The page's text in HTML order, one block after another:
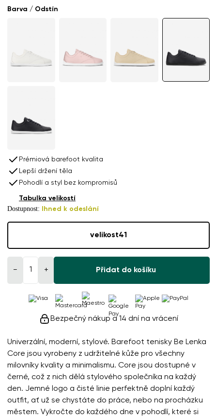
Univerzální, moderní, stylové. Barefoot tenisky Be Lenka
Core jsou vyrobeny z udržitelné kůže pro všechny
milovníky kvality a minimalismu. Core jsou dostupné v
černé, což z nich dělá stylového společníka na každý
den. Jemné logo a čisté linie perfektně doplní každý
outfit, ať už se chystáte do práce, nebo na procházku
městem. Vykročte do každého dne v pohodlí, které si
Barva / Odstín
Prémiová barefoot kvalita
Lepší držení těla
Pohodlí a styl bez kompromisů
Dostupnost: Ihned k odeslání
Tabulka velikostí
velikost41
− + Přidat do košíku
Bezpečný nákup a 14 dní na vrácení